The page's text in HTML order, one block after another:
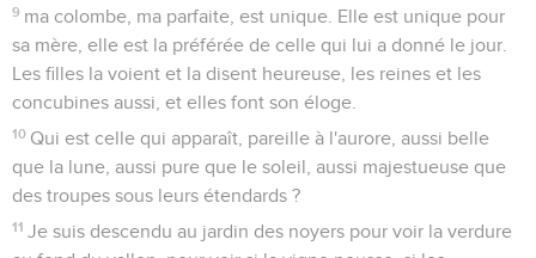
9 ma colombe, ma parfaite, est unique. Elle est unique pour
sa mère, elle est la préférée de celle qui lui a donné le jour.
Les filles la voient et la disent heureuse, les reines et les
concubines aussi, et elles font son éloge.
10 Qui est celle qui apparaît, pareille à l'aurore, aussi belle
que la lune, aussi pure que le soleil, aussi majestueuse que
des troupes sous leurs étendards ?
11 Je suis descendu au jardin des noyers pour voir la verdure